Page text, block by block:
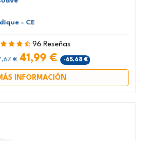
- CE
96 Reseñas
€ 41,99 € -65,68 €
INFORMACIÓN